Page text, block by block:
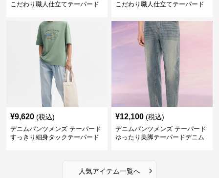
こだわり職人仕立てテーパード
こだわり職人仕立てテーパード
¥9,620 (税込)
デニムパンツメンズ テーパード
すっきり細身タックテーパード
¥12,100 (税込)
デニムパンツメンズ テーパード
ゆったり美脚テーパードデニム
人気アイテム一覧へ ›